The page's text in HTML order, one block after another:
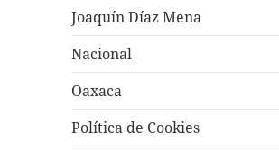
Joaquín Díaz Mena
Nacional
Oaxaca
Política de Cookies